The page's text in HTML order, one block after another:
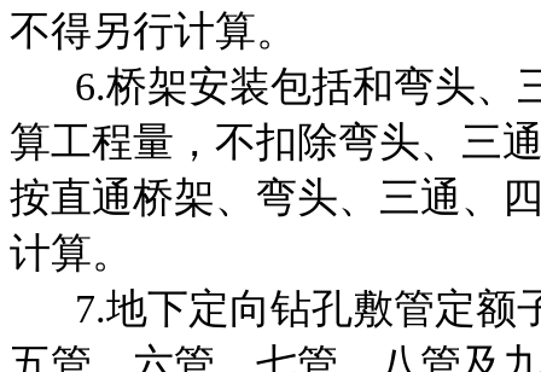
不得另行计算。
6.桥架安装包括和弯头、
算工程量，不扣除弯头、 三
按直通桥架、弯头、三通、
计算。
7.地下定向钻孔敷管定额